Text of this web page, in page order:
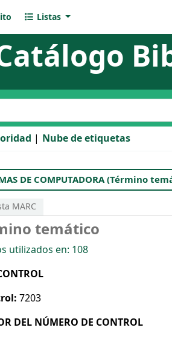
Listas
catálogo
Nube de etiquetas
DE COMPUTADORA (Término
MARC
temático
utilizados en: 108
7203
DEL NÚMERO DE CONTROL